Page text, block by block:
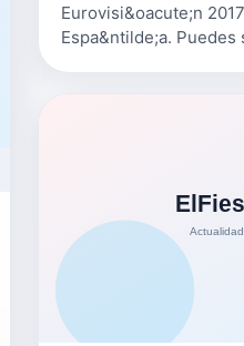
Eurovisi&oacute;n
Espa&ntilde;a. Puedes
twitter.com/